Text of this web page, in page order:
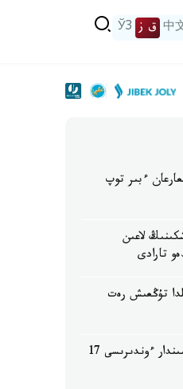
中 ق ز ЎЗ
ءبىر توپ
لاعىن
تارادى
تۇڭعىش رەت
قازاقستاندا الكوگولسىز سۋسىندار ءوندىرىسى 17